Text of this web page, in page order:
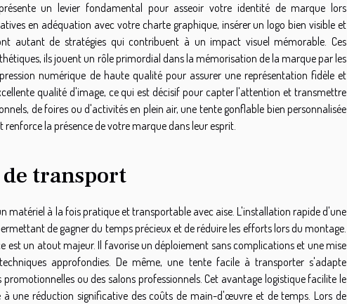
un levier fondamental pour asseoir votre identité de marque lors
en adéquation avec votre charte graphique, insérer un logo bien visible et
autant de stratégies qui contribuent à un impact visuel mémorable. Ces
ils jouent un rôle primordial dans la mémorisation de la marque par les
numérique de haute qualité pour assurer une représentation fidèle et
qualité d'image, ce qui est décisif pour capter l'attention et transmettre
de foires ou d'activités en plein air, une tente gonflable bien personnalisée
la présence de votre marque dans leur esprit.
transport
matériel à la fois pratique et transportable avec aise. L'installation rapide d'une
de gagner du temps précieux et de réduire les efforts lors du montage.
un atout majeur. Il favorise un déploiement sans complications et une mise
approfondies. De même, une tente facile à transporter s'adapte
ou des salons professionnels. Cet avantage logistique facilite le
une réduction significative des coûts de main-d'œuvre et de temps. Lors de